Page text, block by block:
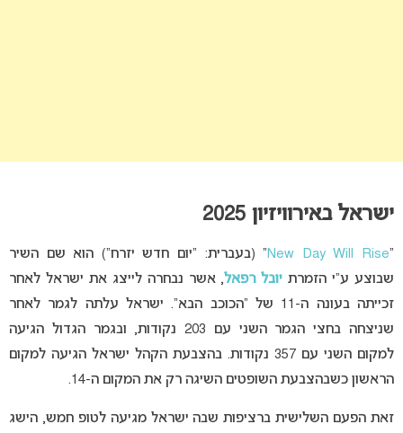
ישראל באירוויזיון 2025
New Day Will Rise” (בעברית: “יום חדש יזרח”) הוא שם השיר
שבוצע ע”י הזמרת יובל רפאל, אשר נבחרה לייצג את ישראל לאחר
זכייתה בעונה ה-11 של “הכוכב הבא”. ישראל עלתה לגמר לאחר
שניצחה בחצי הגמר השני עם 203 נקודות, ובגמר הגדול הגיעה
למקום השני עם 357 נקודות. בהצבעת הקהל ישראל הגיעה למקום
הראשון כשבהצבעת השופטים השיגה רק את המקום ה-14.
זאת הפעם השלישית ברציפות שבה ישראל מגיעה לטופ חמש, הישג